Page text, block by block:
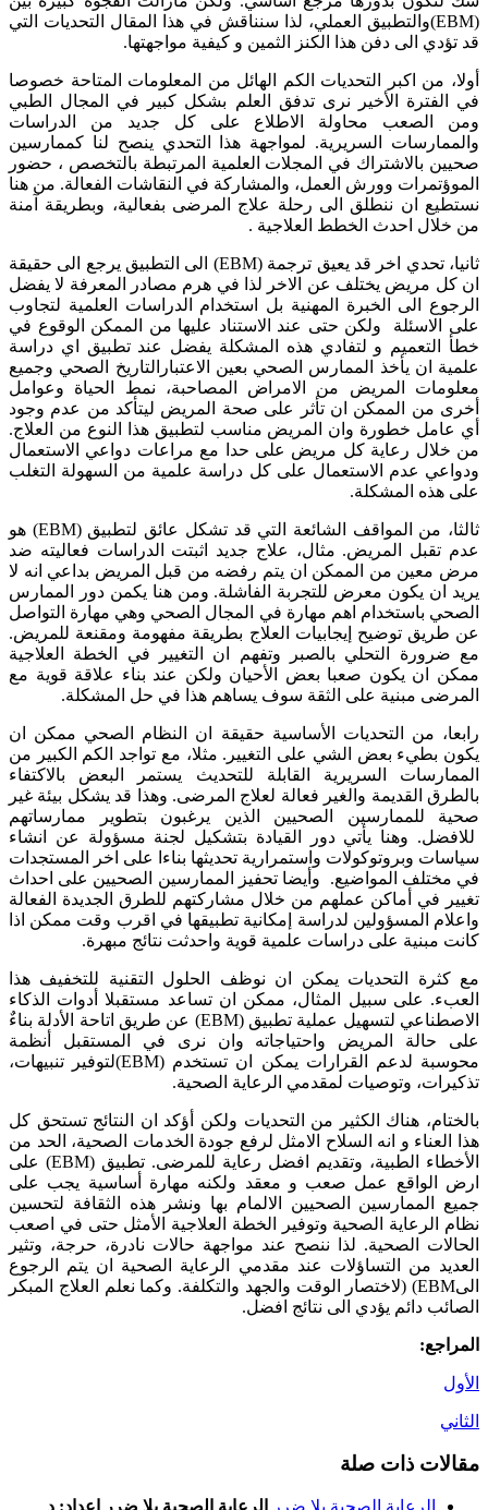
(EBM)والتطبيق العملي، لذا سنناقش في هذا المقال التحديات التي
قد تؤدي الى دفن هذا الكنز الثمين و كيفية مواجهتها.
أولا، من اكبر التحديات الكم الهائل من المعلومات المتاحة خصوصا
في الفترة الأخير نرى تدفق العلم بشكل كبير في المجال الطبي
ومن الصعب محاولة الاطلاع على كل جديد من الدراسات
والممارسات السريرية. لمواجهة هذا التحدي ينصح لنا كممارسين
صحيين بالاشتراك في المجلات العلمية المرتبطة بالتخصص ، حضور
الموؤتمرات وورش العمل، والمشاركة في النقاشات الفعالة. من هنا
نستطيع ان ننطلق الى رحلة علاج المرضى بفعالية، وبطريقة آمنة
من خلال احدث الخطط العلاجية .
ثانيا، تحدي اخر قد يعيق ترجمة (EBM) الى التطبيق يرجع الى حقيقة
ان كل مريض يختلف عن الاخر لذا في هرم مصادر المعرفة لا يفضل
الرجوع الى الخبرة المهنية بل استخدام الدراسات العلمية لتجاوب
على الاسئلة ولكن حتى عند الاستناد عليها من الممكن الوقوع في
خطأ التعميم و لتفادي هذه المشكلة يفضل عند تطبيق اي دراسة
علمية ان يأخذ الممارس الصحي بعين الاعتبارالتاريخ الصحي وجميع
معلومات المريض من الامراض المصاحبة، نمط الحياة وعوامل
أخرى من الممكن ان تأثر على صحة المريض ليتأكد من عدم وجود
أي عامل خطورة وان المريض مناسب لتطبيق هذا النوع من العلاج.
من خلال رعاية كل مريض على حدا مع مراعات دواعي الاستعمال
ودواعي عدم الاستعمال على كل دراسة علمية من السهولة التغلب
على هذه المشكلة.
ثالثا، من المواقف الشائعة التي قد تشكل عائق لتطبيق (EBM) هو
عدم تقبل المريض. مثال، علاج جديد اثبتت الدراسات فعاليته ضد
مرض معين من الممكن ان يتم رفضه من قبل المريض بداعي انه لا
يريد ان يكون معرض للتجربة الفاشلة. ومن هنا يكمن دور الممارس
الصحي باستخدام اهم مهارة في المجال الصحي وهي مهارة التواصل
عن طريق توضيح إيجابيات العلاج بطريقة مفهومة ومقنعة للمريض.
مع ضرورة التحلي بالصبر وتفهم ان التغيير في الخطة العلاجية
ممكن ان يكون صعبا بعض الأحيان ولكن عند بناء علاقة قوية مع
المرضى مبنية على الثقة سوف يساهم هذا في حل المشكلة.
رابعا، من التحديات الأساسية حقيقة ان النظام الصحي ممكن ان
يكون بطيء بعض الشي على التغيير. مثلا، مع تواجد الكم الكبير من
الممارسات السريرية القابلة للتحديث يستمر البعض بالاكتفاء
بالطرق القديمة والغير فعالة لعلاج المرضى. وهذا قد يشكل بيئة غير
صحية للممارسين الصحيين الذين يرغبون بتطوير ممارساتهم
للافضل. وهنا يأتي دور القيادة بتشكيل لجنة مسؤولة عن انشاء
سياسات وبروتوكولات واستمرارية تحديثها بناءا على اخر المستجدات
في مختلف المواضيع. وأيضا تحفيز الممارسين الصحيين على احداث
تغيير في أماكن عملهم من خلال مشاركتهم للطرق الجديدة الفعالة
واعلام المسؤولين لدراسة إمكانية تطبيقها في اقرب وقت ممكن اذا
كانت مبنية على دراسات علمية قوية واحدثت نتائج مبهرة.
مع كثرة التحديات يمكن ان نوظف الحلول التقنية للتخفيف هذا
العبء. على سبيل المثال، ممكن ان تساعد مستقبلا أدوات الذكاء
الاصطناعي لتسهيل عملية تطبيق (EBM) عن طريق اتاحة الأدلة بناءٌ
على حالة المريض واحتياجاته وان نرى في المستقبل أنظمة
محوسبة لدعم القرارات يمكن ان تستخدم (EBM)لتوفير تنبيهات،
تذكيرات، وتوصيات لمقدمي الرعاية الصحية.
بالختام، هناك الكثير من التحديات ولكن أؤكد ان النتائج تستحق كل
هذا العناء و انه السلاح الامثل لرفع جودة الخدمات الصحية، الحد من
الأخطاء الطبية، وتقديم افضل رعاية للمرضى. تطبيق (EBM) على
ارض الواقع عمل صعب و معقد ولكنه مهارة أساسية يجب على
جميع الممارسين الصحيين الالمام بها ونشر هذه الثقافة لتحسين
نظام الرعاية الصحية وتوفير الخطة العلاجية الأمثل حتى في اصعب
الحالات الصحية. لذا ننصح عند مواجهة حالات نادرة، حرجة، وتثير
العديد من التساؤلات عند مقدمي الرعاية الصحية ان يتم الرجوع
الىEBM) (لاختصار الوقت والجهد والتكلفة. وكما نعلم العلاج المبكر
الصائب دائم يؤدي الى نتائج افضل.
المراجع:
الأول
الثاني
مقالات ذات صلة